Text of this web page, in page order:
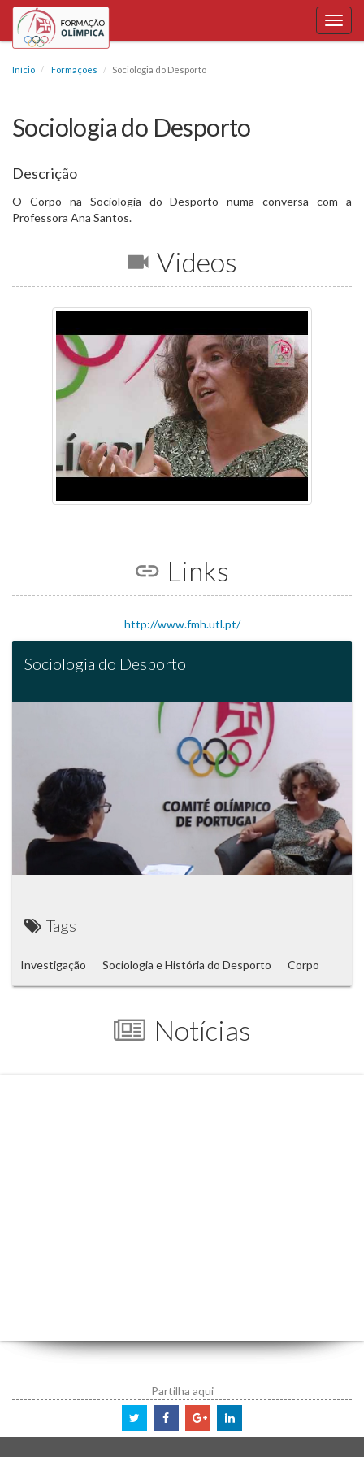
Início Formações Sociologia do Desporto
Sociologia do Desporto
Descrição
O Corpo na Sociologia do Desporto numa conversa com a
Professora Ana Santos.
Videos
Links
http://www.fmh.utl.pt/
Sociologia do Desporto
Tags
Investigação Sociologia e História do Desporto Corpo
Notícias
Partilha aqui